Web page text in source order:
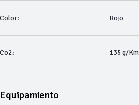
Color: Rojo
Co2: 135 g/Km
Equipamiento